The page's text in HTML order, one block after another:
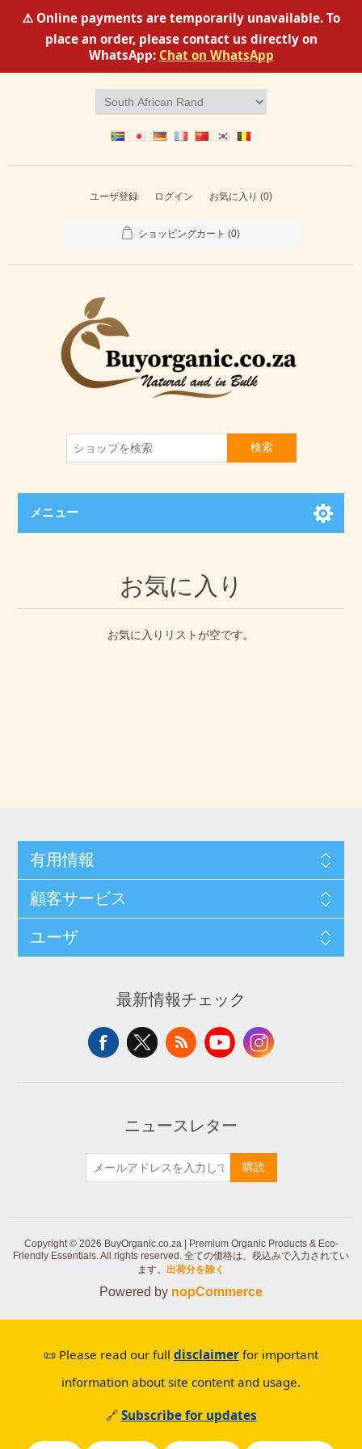
⚠️ Online payments are temporarily unavailable. To
place an order, please contact us directly on
WhatsApp: Chat on WhatsApp
ユーザ登録 ログイン お気に入り (0)
ショッピングカート (0)
検索
メニュー
お気に入り
お気に入りリストが空です。
有用情報
顧客サービス
ユーザ
最新情報チェック
ニュースレター
購読
Copyright © 2026 BuyOrganic.co.za | Premium Organic Products & Eco-
Friendly Essentials. All rights reserved. 全ての価格は、税込みで入力されてい
ます。 出荷分を除く
Powered by nopCommerce
📜 Please read our full disclaimer for important
information about site content and usage.
🔗 Subscribe for updates